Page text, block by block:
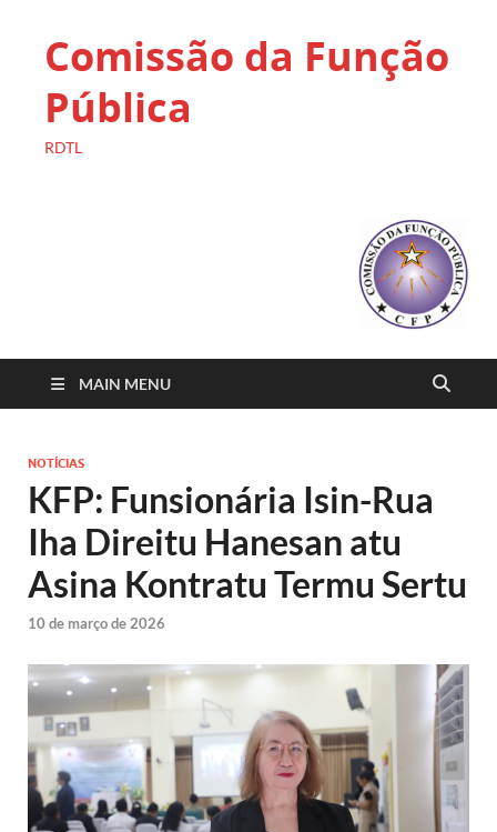
Comissão da Função
Pública
RDTL
MAIN MENU
NOTÍCIAS
KFP: Funsionária Isin-Rua
Iha Direitu Hanesan atu
Asina Kontratu Termu Sertu
10 de março de 2026